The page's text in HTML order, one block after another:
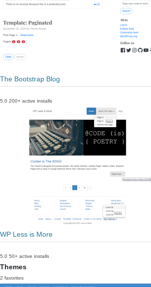
The Bootstrap Blog
5.0 200+ active installs
WP Less is More
5.0 50+ active installs
Themes
2 favorites